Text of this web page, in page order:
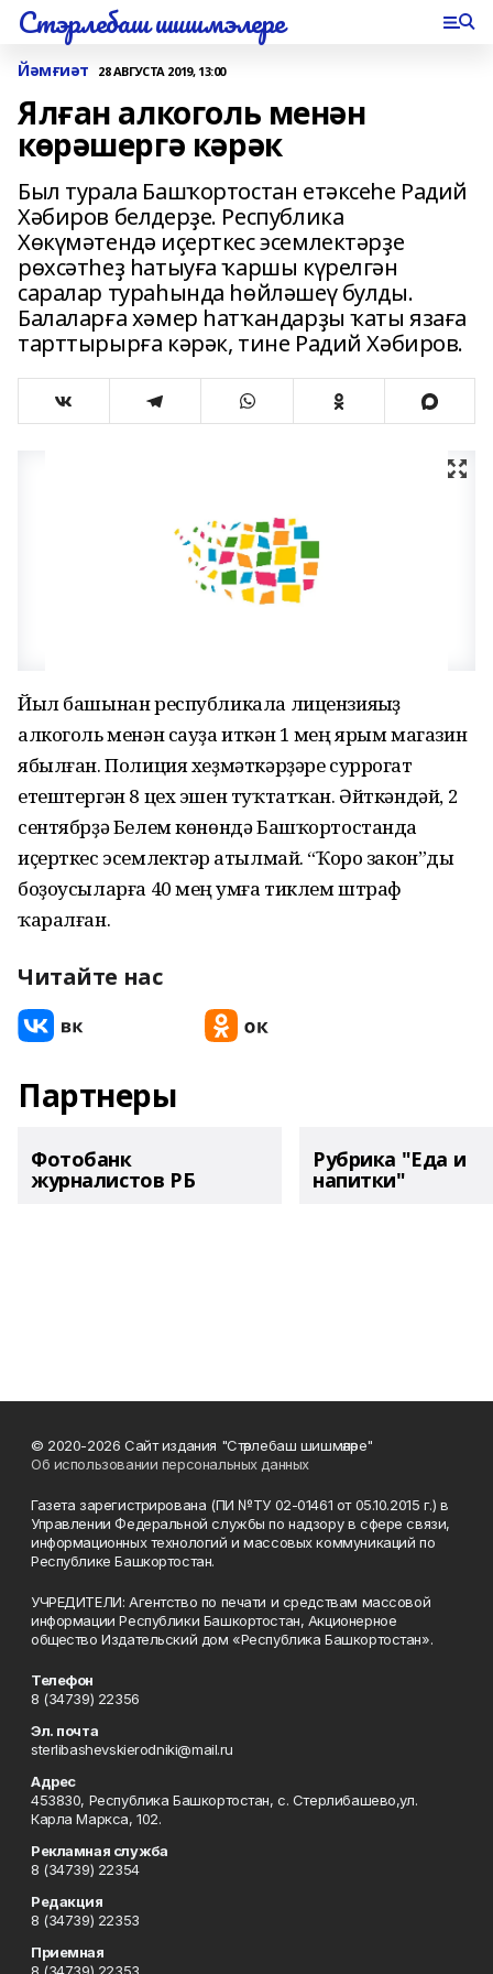
Стэрлебаш шишмэлере
Йәмғиәт 28 АВГУСТА 2019, 13:00
Ялған алкоголь менән
көрәшергә кәрәк
Был турала Башҡортостан етәксеһе Радий
Хәбиров белдерҙе. Республика
Хөкүмәтендә иҫерткес эсемлектәрҙе
рөхсәтһеҙ һатыуға ҡаршы күрелгән
саралар тураһында һөйләшеү булды.
Балаларға хәмер һатҡандарҙы ҡаты язаға
тарттырырға кәрәк, тине Радий Хәбиров.
Йыл башынан республикала лицензияһыҙ
алкоголь менән сауҙа иткән 1 мең ярым магазин
ябылған. Полиция хеҙмәткәрҙәре суррогат
етештергән 8 цех эшен туҡтатҡан. Әйткәндәй, 2
сентябрҙә Белем көнөндә Башҡортостанда
иҫерткес эсемлектәр һатылмай. “Ҡоро закон”ды
боҙоусыларға 40 мең һумға тиклем штраф
ҡаралған.
Читайте нас
Партнеры
Фотобанк
журналистов РБ
Рубрика "Еда и
напитки"
© 2020-2026 Сайт издания "Стәрлебаш шишмәләре"
Об использовании персональных данных
Газета зарегистрирована (ПИ №ТУ 02-01461 от 05.10.2015 г.) в
Управлении Федеральной службы по надзору в сфере связи,
информационных технологий и массовых коммуникаций по
Республике Башкортостан.
УЧРЕДИТЕЛИ: Агентство по печати и средствам массовой
информации Республики Башкортостан, Акционерное
общество Издательский дом «Республика Башкортостан».
Телефон
8 (34739) 22356
Эл. почта
sterlibashevskierodniki@mail.ru
Адрес
453830, Республика Башкортостан, c. Стерлибашево,ул.
Карла Маркса, 102.
Рекламная служба
8 (34739) 22354
Редакция
8 (34739) 22353
Приемная